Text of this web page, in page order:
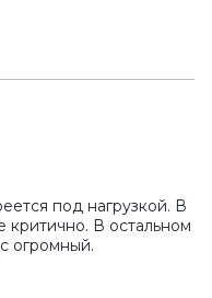
под нагрузкой. В
критично. В остальном
огромный.